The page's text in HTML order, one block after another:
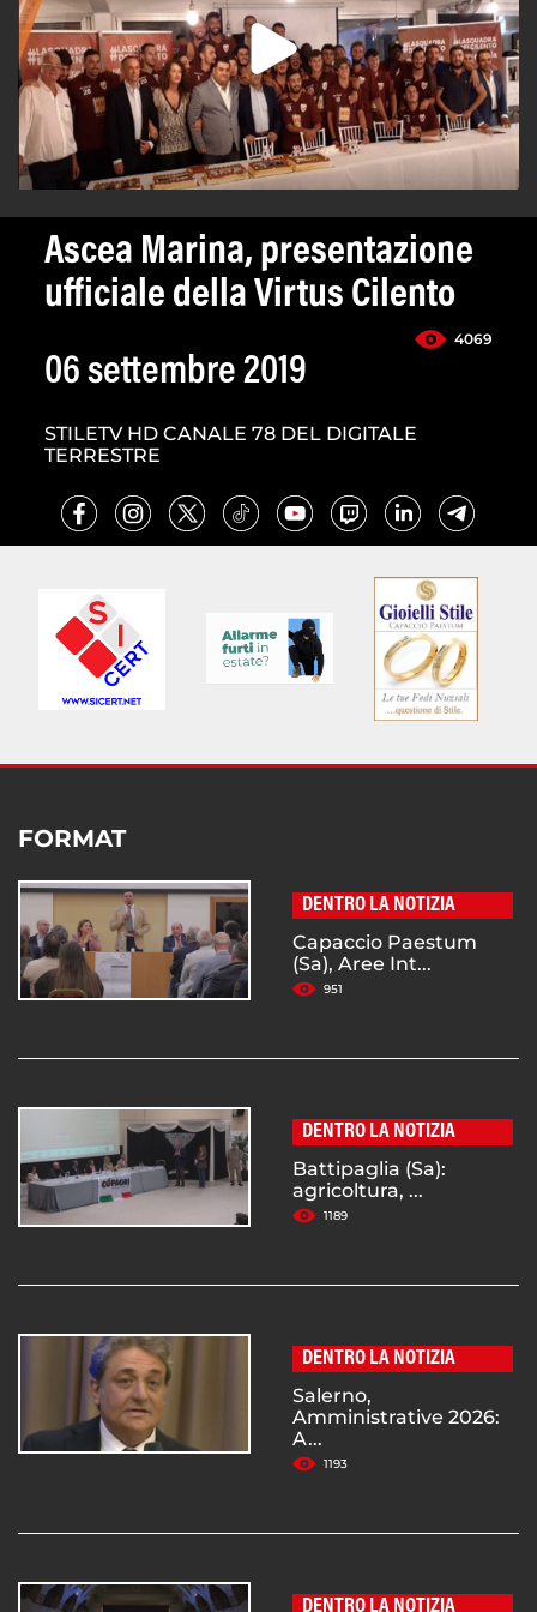
Ascea Marina, presentazione
ufficiale della Virtus Cilento
4069
06 settembre 2019
STILETV HD CANALE 78 DEL DIGITALE
TERRESTRE
FORMAT
DENTRO LA NOTIZIA
Capaccio Paestum
(Sa), Aree Int...
951
DENTRO LA NOTIZIA
Battipaglia (Sa):
agricoltura, ...
1189
DENTRO LA NOTIZIA
Salerno,
Amministrative 2026:
A...
1193
DENTRO LA NOTIZIA